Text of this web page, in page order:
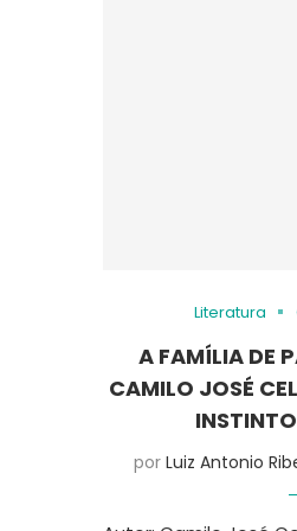
Literatura
A FAMÍLIA DE
CAMILO JOSÉ
por Luiz Antonio